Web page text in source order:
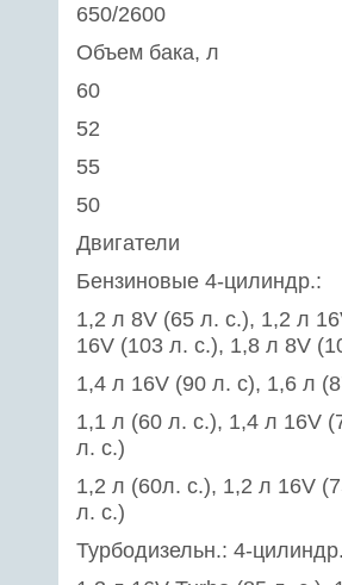
650/2600
Объем бака, л
60
52
55
50
Двигатели
Бензиновые 4-цилиндр.:
1,2 л 8V (65 л. с.), 1,2 л
16V (103 л. с.), 1,8 л 8V
1,4 л 16V (90 л. c), 1,6 л
1,1 л (60 л. с.), 1,4 л 16V
л. с.)
1,2 л (60л. с.), 1,2 л 16V
л. с.)
Турбодизельн.: 4-